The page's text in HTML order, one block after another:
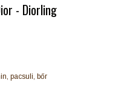
- Diorling
pacsuli, bőr